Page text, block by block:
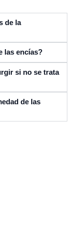
de la
las encías?
si no se trata
de las